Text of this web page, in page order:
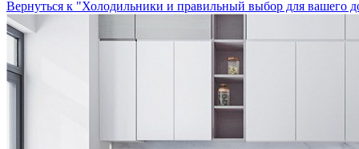
Вернуться к "Холодильники и правильный выбор для вашего